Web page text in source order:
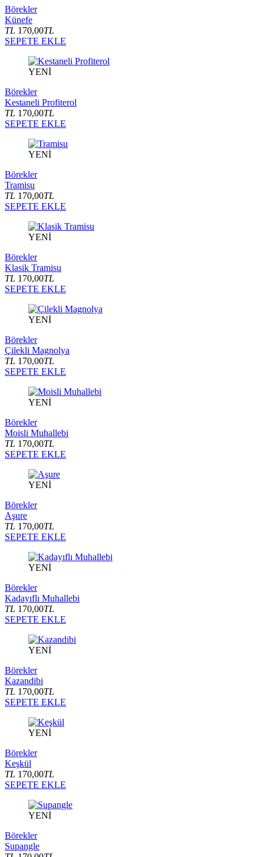
Börekler
Künefe
TL 170,00TL
SEPETE EKLE
YENİ
Börekler
Kestaneli Profiterol
TL 170,00TL
SEPETE EKLE
YENİ
Börekler
Tramisu
TL 170,00TL
SEPETE EKLE
YENİ
Börekler
Klasik Tramisu
TL 170,00TL
SEPETE EKLE
YENİ
Börekler
Çilekli Magnolya
TL 170,00TL
SEPETE EKLE
YENİ
Börekler
Moisli Muhallebi
TL 170,00TL
SEPETE EKLE
YENİ
Börekler
Aşure
TL 170,00TL
SEPETE EKLE
YENİ
Börekler
Kadayıflı Muhallebi
TL 170,00TL
SEPETE EKLE
YENİ
Börekler
Kazandibi
TL 170,00TL
SEPETE EKLE
YENİ
Börekler
Keşkül
TL 170,00TL
SEPETE EKLE
YENİ
Börekler
Supangle